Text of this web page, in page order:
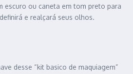
escuro ou caneta em tom preto para
e realçará seus olhos.
desse “kit basico de maquiagem”